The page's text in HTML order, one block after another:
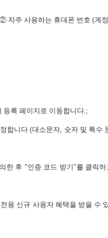
자주 사용하는 휴대폰 번호 (계
등록 페이지로 이동합니다.;
니다 (대소문자, 숫자 및 특수
한 후 "인증 코드 받기"를 클릭
용 신규 사용자 혜택을 받을 수